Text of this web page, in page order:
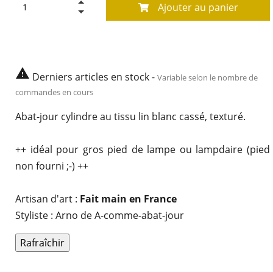
Ajouter au panier
 Derniers articles en stock - Variable selon le nombre de
commandes en cours
Abat-jour cylindre au tissu lin blanc cassé, texturé.
++ idéal pour gros pied de lampe ou lampdaire (pied
non fourni ;-) ++
Artisan d'art : Fait main en France
Styliste : Arno de A-comme-abat-jour